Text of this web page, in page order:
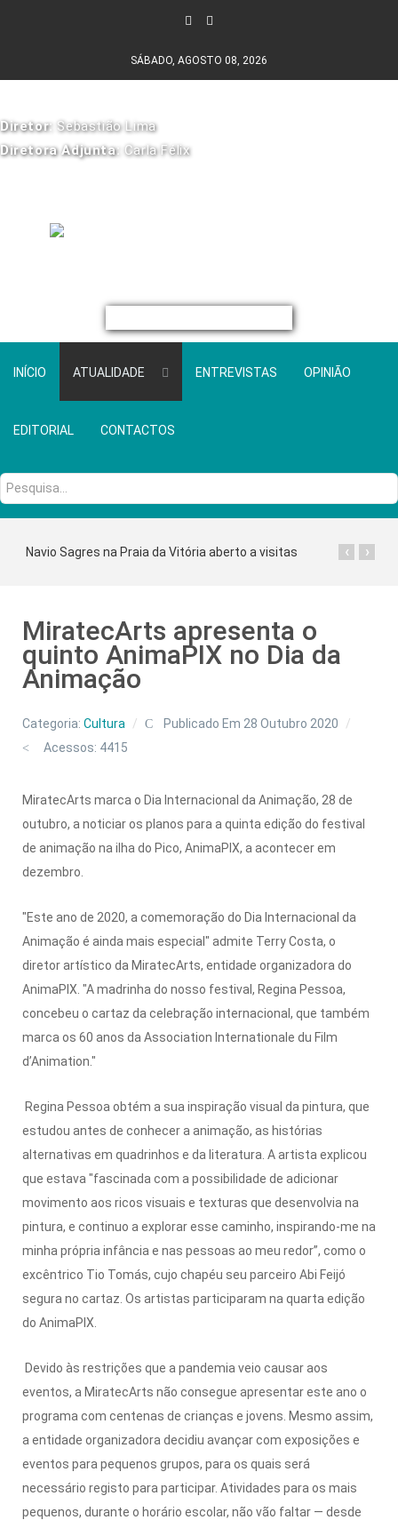
SÁBADO, AGOSTO 08, 2026
Diretor: Sebastião Lima
Diretora Adjunta: Carla Félix
INÍCIO ATUALIDADE ENTREVISTAS OPINIÃO
EDITORIAL CONTACTOS
Pesquisa...
Navio Sagres na Praia da Vitória aberto a visitas ›
‹
MiratecArts apresenta o
quinto AnimaPIX no Dia da
Animação
Categoria: Cultura
Publicado Em 28 Outubro 2020
Acessos: 4415
MiratecArts marca o Dia Internacional da Animação, 28 de
outubro, a noticiar os planos para a quinta edição do festival
de animação na ilha do Pico, AnimaPIX, a acontecer em
dezembro.
"Este ano de 2020, a comemoração do Dia Internacional da
Animação é ainda mais especial" admite Terry Costa, o
diretor artístico da MiratecArts, entidade organizadora do
AnimaPIX. "A madrinha do nosso festival, Regina Pessoa,
concebeu o cartaz da celebração internacional, que também
marca os 60 anos da Association Internationale du Film
d’Animation."
Regina Pessoa obtém a sua inspiração visual da pintura, que
estudou antes de conhecer a animação, as histórias
alternativas em quadrinhos e da literatura. A artista explicou
que estava "fascinada com a possibilidade de adicionar
movimento aos ricos visuais e texturas que desenvolvia na
pintura, e continuo a explorar esse caminho, inspirando-me na
minha própria infância e nas pessoas ao meu redor”, como o
excêntrico Tio Tomás, cujo chapéu seu parceiro Abi Feijó
segura no cartaz. Os artistas participaram na quarta edição
do AnimaPIX.
Devido às restrições que a pandemia veio causar aos
eventos, a MiratecArts não consegue apresentar este ano o
programa com centenas de crianças e jovens. Mesmo assim,
a entidade organizadora decidiu avançar com exposições e
eventos para pequenos grupos, para os quais será
necessário registo para participar. Atividades para os mais
pequenos, durante o horário escolar, não vão faltar — desde